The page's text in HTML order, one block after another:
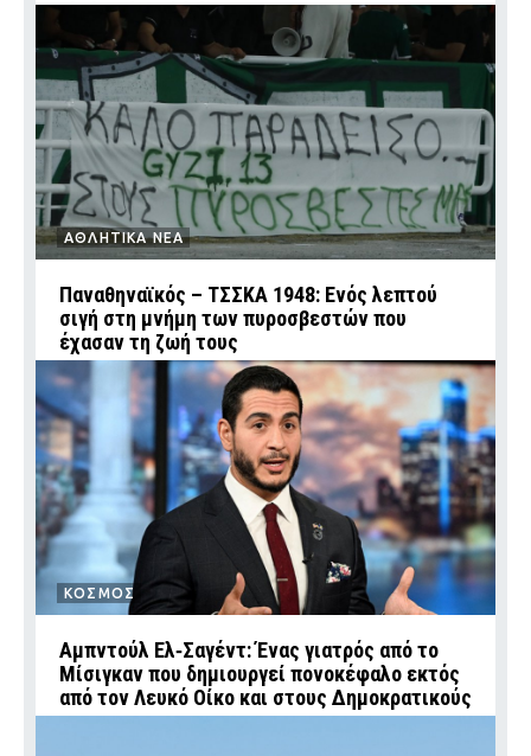
ΑΘΛΗΤΙΚΑ ΝΕΑ
Παναθηναϊκός – ΤΣΣΚΑ 1948: Ενός λεπτού
σιγή στη μνήμη των πυροσβεστών που
έχασαν τη ζωή τους
ΚΟΣΜΟΣ
Αμπντούλ Ελ‑Σαγέντ: Ένας γιατρός από το
Μίσιγκαν που δημιουργεί πονοκέφαλο εκτός
από τον Λευκό Οίκο και στους Δημοκρατικούς